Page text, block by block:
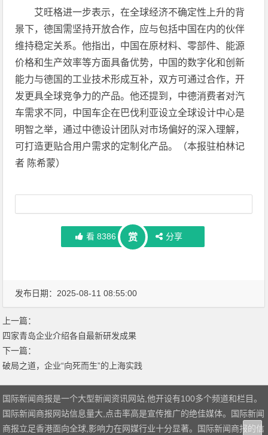
艾旺格进一步表示，在全球经济不确定性上升的背
景下，德国需坚持开放合作，应与包括中国在内的伙伴
维持稳定关系。他指出，中国在原材料、零部件、能源
价格和生产效率等方面具备优势，中国的数字化和创新
能力与德国的工业技术形成互补，双方可通过合作，开
发更具全球竞争力的产品。他还提到，中德消费者对汽
车需求不同，中国车企在巴伐利亚设立全球设计中心是
明智之举，通过中德设计团队对市场偏好的深入理解，
可打造更贴合用户需求的定制化产品。（本报驻柏林记
者 陈希蒙）
看 8386 赏 分享
发布日期：2025-08-11 08:55:00
上一篇：
四家青岛企业介绍各自最新研发成果
下一篇：
破局之道，企业“向死而生”的上海实践
国际新闻商报是一个大型新闻资讯网站,他开设有100多个频道和栏目。
国际新闻商报网站信息量大,点击率高是宣传推广的绝佳媒体。国际新闻
商报立足香港面向全球,影响力在网媒行业十分显著。国际新闻商报的信